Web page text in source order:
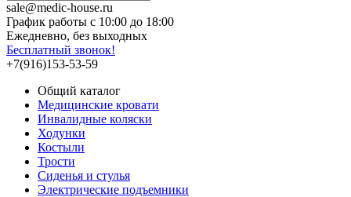
sale@medic-house.ru
График работы с 10:00 до 18:00
Ежедневно, без выходных
Бесплатный звонок!
+7(916)153-53-59
Общий каталог
Медицинские кровати
Инвалидные коляски
Ходунки
Костыли
Трости
Сиденья и стулья
Электрические подъемники